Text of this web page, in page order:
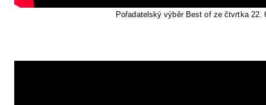
Pořadatelský výběr Best of ze čtvrtka 22.